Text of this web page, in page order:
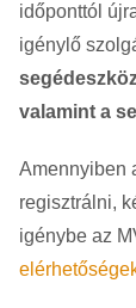
időponttól
igénylő
valamint a
Amennyiben
regisztrálni,
igénybe az